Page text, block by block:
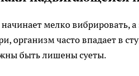
мелко вибрировать,
организм часто впадает в
быть лишены суеты.